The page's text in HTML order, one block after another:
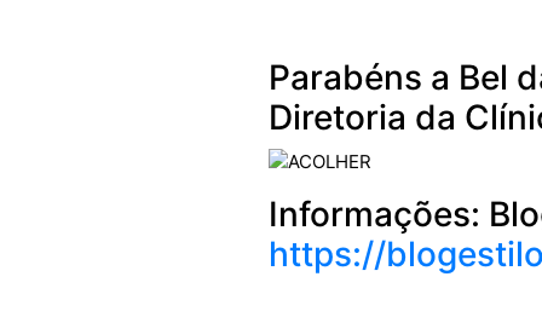
Parabéns a Bel
Diretoria da
Informações:
https://